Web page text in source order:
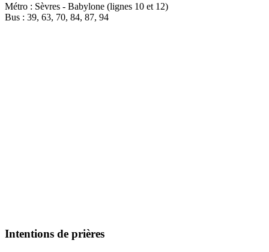
Métro : Sèvres - Babylone (lignes 10 et 12)
Bus : 39, 63, 70, 84, 87, 94
Intentions de prières